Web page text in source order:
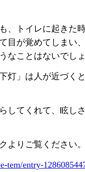
、トイレに起きた
目が覚めてしまい
なことはないでし
灯」は人が近づく
してくれて、眩し
よりご覧ください
tem/entry-